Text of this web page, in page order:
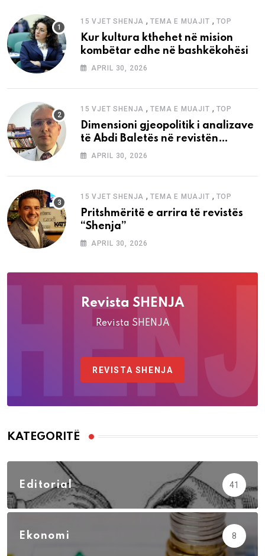
15 VJET SHENJA ,TEMA E MUAJIT , TOP
Kur kultura kthehet në mision
kombëtar edhe në bashkëkohësi
APRIL 30, 2026
15 VJET SHENJA ,TEMA E MUAJIT , TOP
Dimensioni gjeopolitik i analizave
të Abdi Baletës në revistën
“Shenja”
APRIL 30, 2026
15 VJET SHENJA ,TEMA E MUAJIT , TOP
Pritshmëritë e arrira të revistës
“Shenja”
APRIL 30, 2026
Revista SHENJA
Revista SHENJA
REVISTA SHENJA
KATEGORITË
Editorial 41
Ekonomi 8